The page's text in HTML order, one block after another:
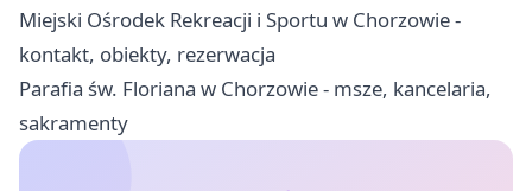
Miejski Ośrodek Rekreacji i Sportu w Chorzowie -
kontakt, obiekty, rezerwacja
Parafia św. Floriana w Chorzowie - msze, kancelaria,
sakramenty